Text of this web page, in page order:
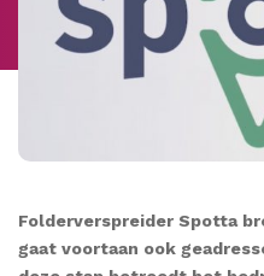
Folderverspreider Spotta
gaat voortaan ook